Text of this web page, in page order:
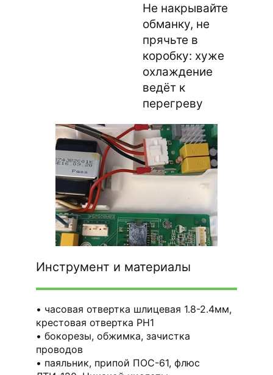
Не накрывайте
обманку, не
прячьте в
коробку: хуже
охлаждение
ведёт к
перегреву
Инструмент и материалы
часовая отвертка шлицевая 1.8-2.4мм,
крестовая отвертка PH1
бокорезы, обжимка, зачистка
проводов
паяльник, припой ПОС-61, флюс